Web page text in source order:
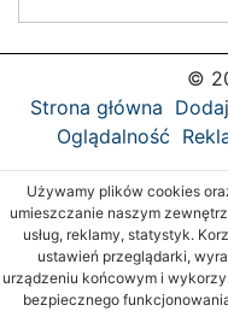
©
Strona główna
Oglądalność
Używamy plików cookies
umieszczanie naszym
usług, reklamy, statystyk.
ustawień przeglądarki,
urządzeniu końcowym i
bezpiecznego